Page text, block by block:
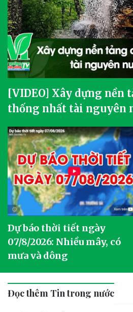
[VIDEO] Xây dựng nền
thống nhất tài nguyên
Dự báo thời tiết ngày
07/8/2026: Nhiều mây, có
mưa và dông
Đọc thêm Tin trong nước